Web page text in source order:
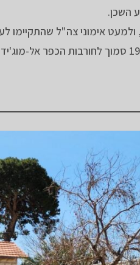
השכן.
אימוני צה"ל שהתקיימו